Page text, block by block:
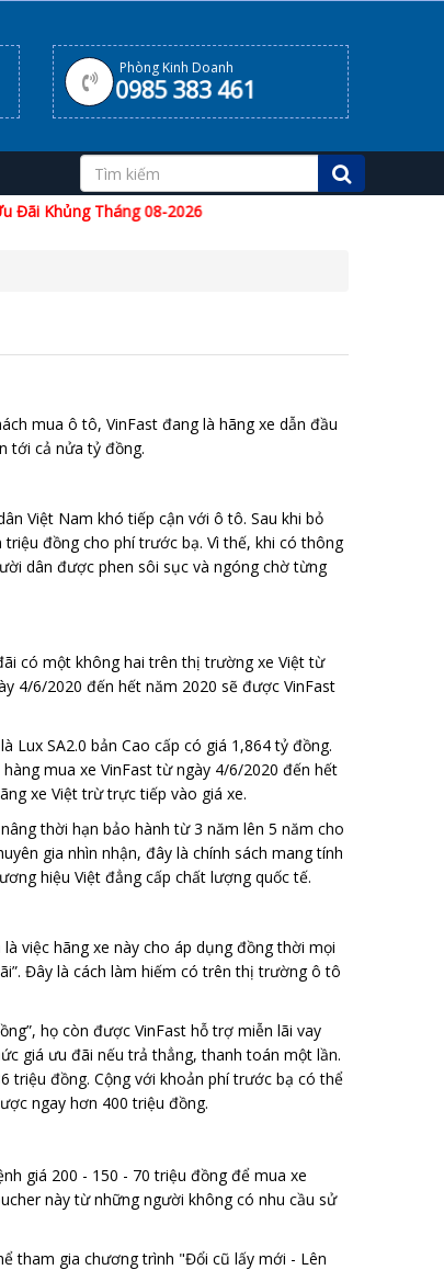
Phòng Kinh Doanh
0985 383 461
Khủng Tháng 08-2026
mua ô tô, VinFast đang là hãng xe dẫn đầu
tới cả nửa tỷ đồng.
Việt Nam khó tiếp cận với ô tô. Sau khi bỏ
đồng cho phí trước bạ. Vì thế, khi có thông
dân được phen sôi sục và ngóng chờ từng
có một không hai trên thị trường xe Việt từ
4/6/2020 đến hết năm 2020 sẽ được VinFast
Lux SA2.0 bản Cao cấp có giá 1,864 tỷ đồng.
mua xe VinFast từ ngày 4/6/2020 đến hết
xe Việt trừ trực tiếp vào giá xe.
thời hạn bảo hành từ 3 năm lên 5 năm cho
gia nhìn nhận, đây là chính sách mang tính
hiệu Việt đẳng cấp chất lượng quốc tế.
việc hãng xe này cho áp dụng đồng thời mọi
Đây là cách làm hiếm có trên thị trường ô tô
họ còn được VinFast hỗ trợ miễn lãi vay
giá ưu đãi nếu trả thẳng, thanh toán một lần.
triệu đồng. Cộng với khoản phí trước bạ có thể
ngay hơn 400 triệu đồng.
giá 200 - 150 - 70 triệu đồng để mua xe
này từ những người không có nhu cầu sử
tham gia chương trình "Đổi cũ lấy mới - Lên